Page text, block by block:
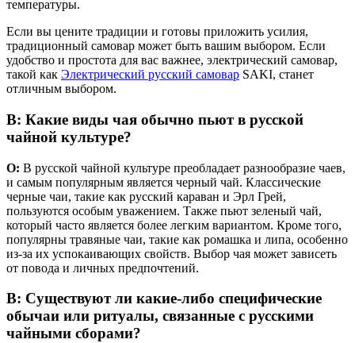
температуры.
Если вы цените традиции и готовы приложить усилия,
традиционный самовар может быть вашим выбором. Если
удобство и простота для вас важнее, электрический самовар,
такой как Электрический русский самовар SAKI, станет
отличным выбором.
В: Какие виды чая обычно пьют в русской
чайной культуре?
О: В русской чайной культуре преобладает разнообразие чаев,
и самым популярным является черный чай. Классические
черные чаи, такие как русский караван и Эрл Грей,
пользуются особым уважением. Также пьют зеленый чай,
который часто является более легким вариантом. Кроме того,
популярны травяные чаи, такие как ромашка и липа, особенно
из-за их успокаивающих свойств. Выбор чая может зависеть
от повода и личных предпочтений.
В: Существуют ли какие-либо специфические
обычаи или ритуалы, связанные с русскими
чайными сборами?